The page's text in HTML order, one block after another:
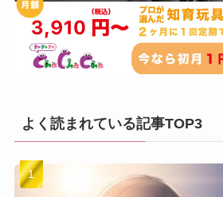
よく読まれている記事TOP3